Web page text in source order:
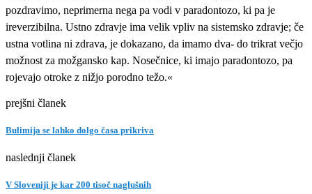
pozdravimo, neprimerna nega pa vodi v paradontozo, ki pa je
ireverzibilna. Ustno zdravje ima velik vpliv na sistemsko zdravje; če
ustna votlina ni zdrava, je dokazano, da imamo dva- do trikrat večjo
možnost za možgansko kap. Nosečnice, ki imajo paradontozo, pa
rojevajo otroke z nižjo porodno težo.«
prejšni članek
Bulimija se lahko dolgo časa prikriva
naslednji članek
V Sloveniji je kar 200 tisoč naglušnih